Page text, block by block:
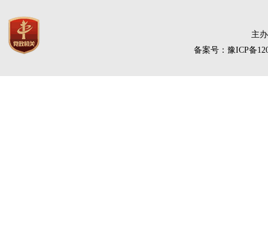
主
备案号：豫ICP备